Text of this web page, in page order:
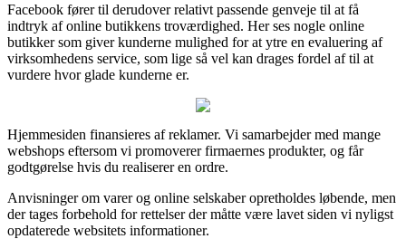
Facebook fører til derudover relativt passende genveje til at få
indtryk af online butikkens troværdighed. Her ses nogle online
butikker som giver kunderne mulighed for at ytre en evaluering af
virksomhedens service, som lige så vel kan drages fordel af til at
vurdere hvor glade kunderne er.
Hjemmesiden finansieres af reklamer. Vi samarbejder med mange
webshops eftersom vi promoverer firmaernes produkter, og får
godtgørelse hvis du realiserer en ordre.
Anvisninger om varer og online selskaber opretholdes løbende, men
der tages forbehold for rettelser der måtte være lavet siden vi nyligst
opdaterede websitets informationer.